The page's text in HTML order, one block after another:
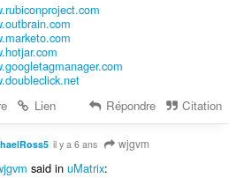
Lien Répondre Citation
il y a 6 ans wjgvm
said in uMatrix: